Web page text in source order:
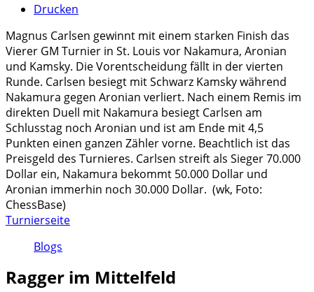
Drucken
Magnus Carlsen gewinnt mit einem starken Finish das
Vierer GM Turnier in St. Louis vor Nakamura, Aronian
und Kamsky. Die Vorentscheidung fällt in der vierten
Runde. Carlsen besiegt mit Schwarz Kamsky während
Nakamura gegen Aronian verliert. Nach einem Remis im
direkten Duell mit Nakamura besiegt Carlsen am
Schlusstag noch Aronian und ist am Ende mit 4,5
Punkten einen ganzen Zähler vorne. Beachtlich ist das
Preisgeld des Turnieres. Carlsen streift als Sieger 70.000
Dollar ein, Nakamura bekommt 50.000 Dollar und
Aronian immerhin noch 30.000 Dollar. (wk, Foto:
ChessBase)
Turnierseite
Blogs
Ragger im Mittelfeld